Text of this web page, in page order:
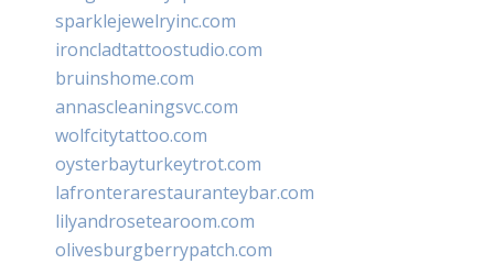
sparklejewelryinc.com
ironcladtattoostudio.com
bruinshome.com
annascleaningsvc.com
wolfcitytattoo.com
oysterbayturkeytrot.com
lafronterarestauranteybar.com
lilyandrosetearoom.com
olivesburgberrypatch.com